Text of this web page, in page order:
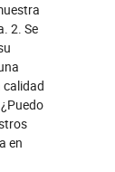
2. Se
calidad
en